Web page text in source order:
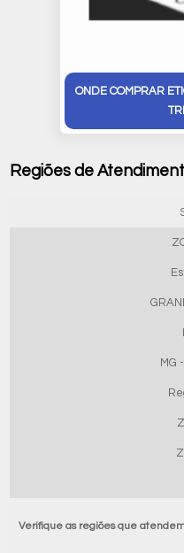
ONDE COMPRAR
Regiões de
MG
Verifique as regiões que